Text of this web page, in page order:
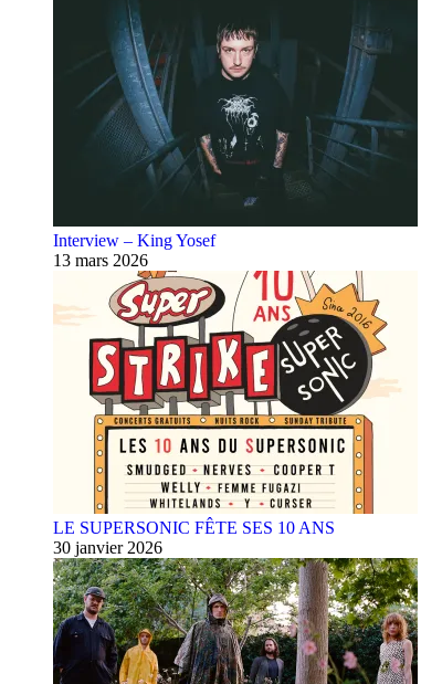
Interview – King Yosef
13 mars 2026
LE SUPERSONIC FÊTE SES 10 ANS
30 janvier 2026